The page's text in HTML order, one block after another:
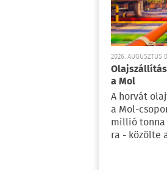
2026. AUGUSZTUS
a Mol
A horvát
a Mol-
millió tonna
ra - közölte